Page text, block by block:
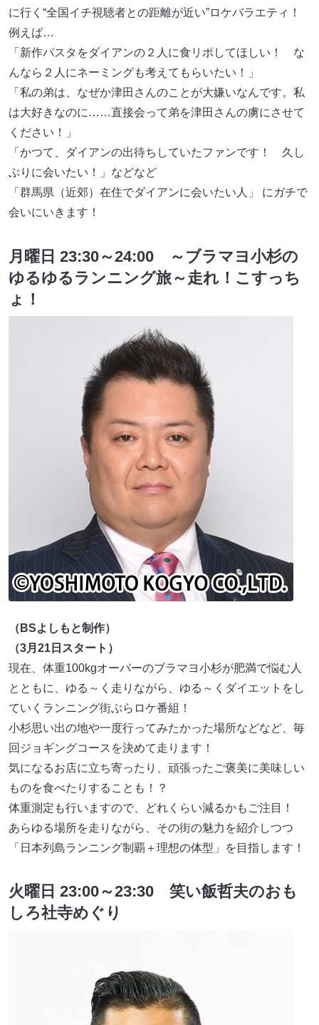
に行く“全国イチ視聴者との距離が近い”ロケバラエティ！
例えば…
「新作パスタをダイアンの２人に食リポしてほしい！ な
んなら２人にネーミングも考えてもらいたい！」
「私の弟は、なぜか津田さんのことが大嫌いなんです。私
は大好きなのに……直接会って弟を津田さんの虜にさせて
ください！」
「かつて、ダイアンの出待ちしていたファンです！ 久し
ぶりに会いたい！」などなど
「群馬県（近郊）在住でダイアンに会いたい人」 にガチで
会いにいきます！
月曜日 23:30～24:00 ～ブラマヨ小杉の
ゆるゆるランニング旅～走れ！こすっち
ょ！
（BSよしもと制作）
（3月21日スタート）
現在、体重100kgオーバーのブラマヨ小杉が肥満で悩む人
とともに、ゆる～く走りながら、ゆる～くダイエットをし
ていくランニング街ぶらロケ番組！
小杉思い出の地や一度行ってみたかった場所などなど、毎
回ジョギングコースを決めて走ります！
気になるお店に立ち寄ったり、頑張ったご褒美に美味しい
ものを食べたりすることも！？
体重測定も行いますので、どれくらい減るかもご注目！
あらゆる場所を走りながら、その街の魅力を紹介しつつ
「日本列島ランニング制覇＋理想の体型」を目指します！
火曜日 23:00～23:30 笑い飯哲夫のおも
しろ社寺めぐり